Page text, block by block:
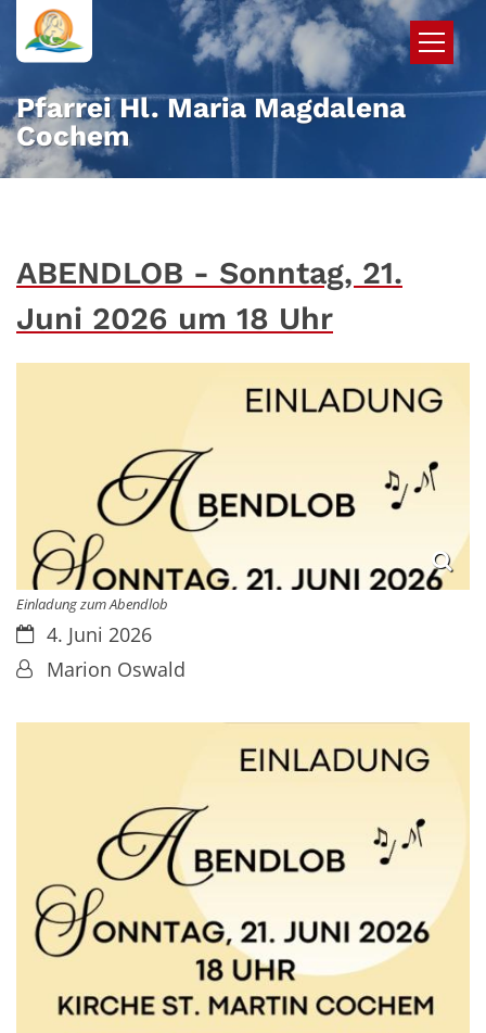
Zum Inhalt springen
Pfarrei Hl. Maria Magdalena
Cochem
ABENDLOB - Sonntag, 21.
Juni 2026 um 18 Uhr
Einladung zum Abendlob
Datum:
4. Juni 2026
Von:Marion Oswald